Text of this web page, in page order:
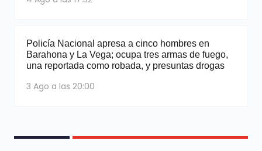
Policía Nacional apresa a cinco hombres en
Barahona y La Vega; ocupa tres armas de fuego,
una reportada como robada, y presuntas drogas
3 Ago a las 20:00